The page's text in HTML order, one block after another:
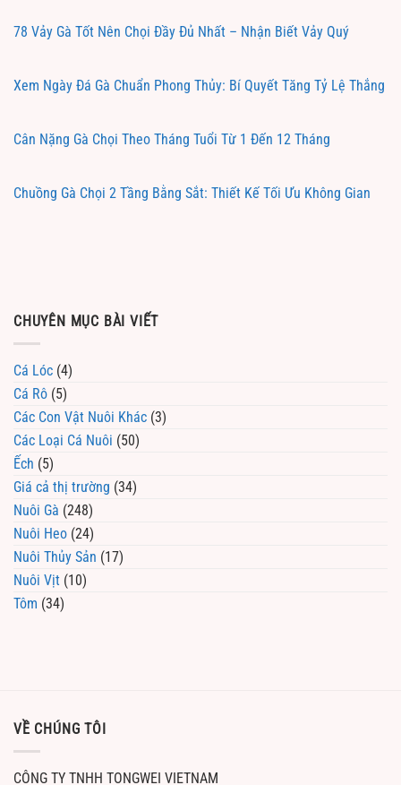
78 Vảy Gà Tốt Nên Chọi Đầy Đủ Nhất – Nhận Biết Vảy Quý
Xem Ngày Đá Gà Chuẩn Phong Thủy: Bí Quyết Tăng Tỷ Lệ Thắng
Cân Nặng Gà Chọi Theo Tháng Tuổi Từ 1 Đến 12 Tháng
Chuồng Gà Chọi 2 Tầng Bằng Sắt: Thiết Kế Tối Ưu Không Gian
CHUYÊN MỤC BÀI VIẾT
Cá Lóc (4)
Cá Rô (5)
Các Con Vật Nuôi Khác (3)
Các Loại Cá Nuôi (50)
Ếch (5)
Giá cả thị trường (34)
Nuôi Gà (248)
Nuôi Heo (24)
Nuôi Thủy Sản (17)
Nuôi Vịt (10)
Tôm (34)
VỀ CHÚNG TÔI
CÔNG TY TNHH TONGWEI VIETNAM